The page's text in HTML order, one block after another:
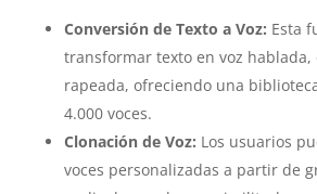
Conversión de Texto a Voz: Esta
transformar texto en voz hablada,
rapeada, ofreciendo una
4.000 voces.
Clonación de Voz: Los usuarios
voces personalizadas a partir de